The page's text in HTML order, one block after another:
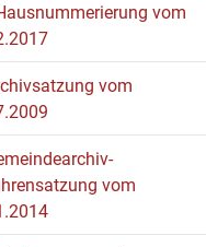
vom
vom
vom